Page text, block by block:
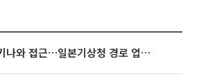
태풍 '돌핀' 오키나와 접근…일본기상청 경로 업데이트